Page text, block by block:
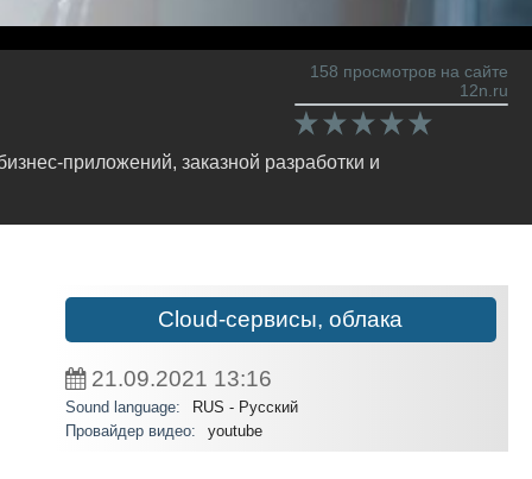
158 просмотров на сайте
12n.ru
приложений, заказной разработки и
Cloud-сервисы, облака
21.09.2021 13:16
Sound language:
RUS - Русский
Провайдер видео:
youtube